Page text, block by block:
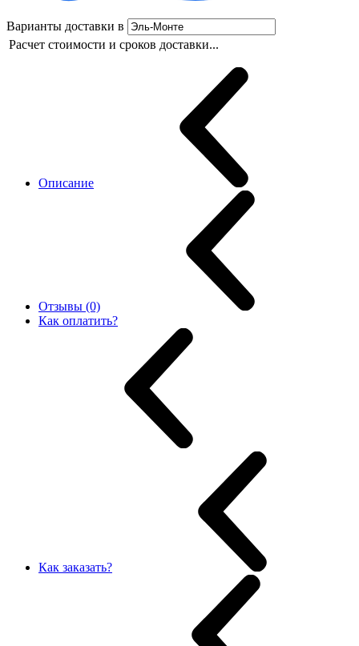
Варианты доставки в
Расчет стоимости и сроков доставки...
Описание
Отзывы (0)
Как оплатить?
Как заказать?